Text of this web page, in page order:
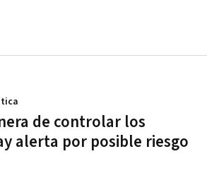
de controlar los
alerta por posible riesgo